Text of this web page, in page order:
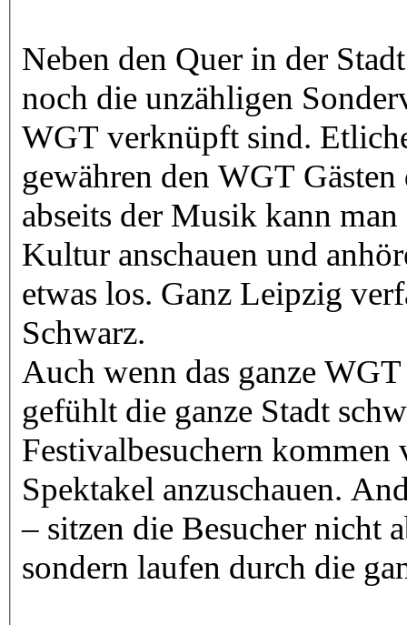
Neben den Quer in der
noch die unzähligen
WGT verknüpft sind.
gewähren den WGT
abseits der Musik kann
Kultur anschauen und
etwas los. Ganz Leipzig
Schwarz.
Auch wenn das ganze
gefühlt die ganze Stadt
Festivalbesuchern kommen
Spektakel anzuschauen.
– sitzen die Besucher nicht
sondern laufen durch die